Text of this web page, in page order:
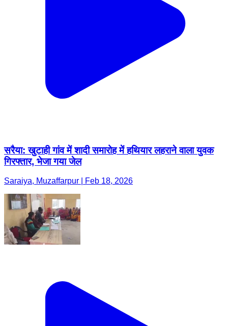
सरैया: खुटाही गांव में शादी समारोह में हथियार लहराने वाला युवक
गिरफ्तार, भेजा गया जेल
Saraiya, Muzaffarpur | Feb 18, 2026